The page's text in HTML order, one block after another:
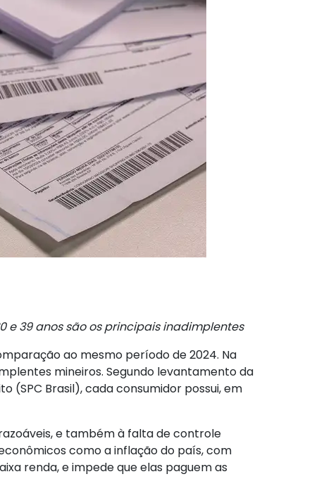
e 39 anos são os principais inadimplentes
ao mesmo período de 2024. Na
mineiros. Segundo levantamento da
(SPC Brasil), cada consumidor possui, em
e também à falta de controle
como a inflação do país, com
renda, e impede que elas paguem as